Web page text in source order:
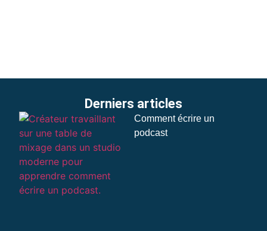
Derniers articles
Comment écrire un
podcast